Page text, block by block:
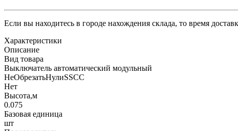
Если вы находитесь в городе нахождения склада, то время
Характеристики
Описание
Вид товара
Выключатель автоматический модульный
НеОбрезатьНулиSSCC
Нет
Высота,м
0.075
Базовая единица
шт